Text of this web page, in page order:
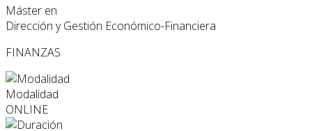
Máster en
Dirección y Gestión Económico-Financiera
FINANZAS
Modalidad
ONLINE